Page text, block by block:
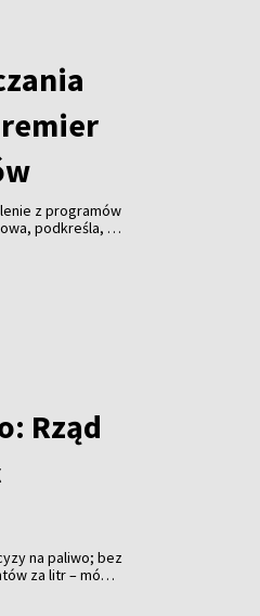
z programów
podkreśla, że
Rząd
na paliwo; bez
za litr – mówi